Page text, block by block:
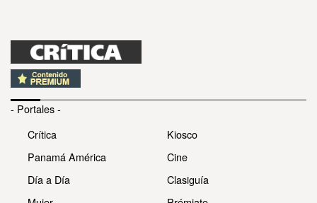
- Portales -
Crítica
Panamá América
Día a Día
Kiosco
Cine
Clasiguía